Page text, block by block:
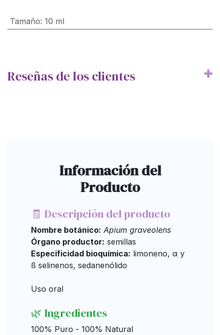
Tamaño: 10 ml
Reseñas de los clientes
Información del
Producto
🧾 Descripción del producto
Nombre botánico: Apium graveolens
Órgano productor: semillas
Especificidad bioquímica: limoneno, α y
ß selinenos, sedanenólido
Uso oral
🌿 Ingredientes
100% Puro - 100% Natural